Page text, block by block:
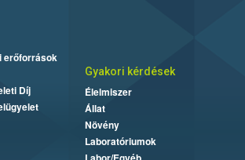
erőforrások
Díj
Gyakori kérdések
Élelmiszer
Állat
Növény
Laboratóriumok